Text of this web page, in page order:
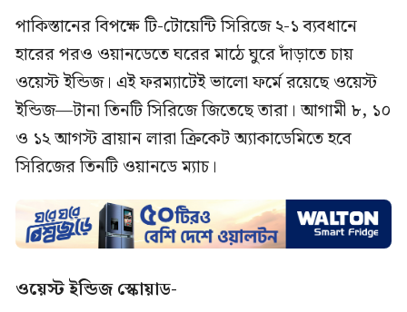
পাকিস্তানের বিপক্ষে টি-টোয়েন্টি সিরিজে ২-১ ব্যবধানে
হারের পরও ওয়ানডেতে ঘরের মাঠে ঘুরে দাঁড়াতে চায়
ওয়েস্ট ইন্ডিজ। এই ফরম্যাটেই ভালো ফর্মে রয়েছে ওয়েস্ট
ইন্ডিজ—টানা তিনটি সিরিজে জিতেছে তারা। আগামী ৮, ১০
ও ১২ আগস্ট ব্রায়ান লারা ক্রিকেট অ্যাকাডেমিতে হবে
সিরিজের তিনটি ওয়ানডে ম্যাচ।
ওয়েস্ট ইন্ডিজ স্কোয়াড-